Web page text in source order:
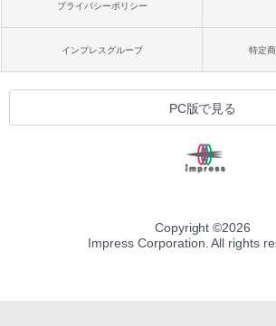
プライバシーポリシー
インプレスグループ 特定
PC版で見る
Copyright ©2026
Impress Corporation. All rights